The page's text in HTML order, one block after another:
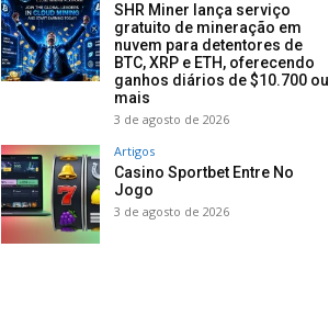
SHR Miner lança serviço
gratuito de mineração em
nuvem para detentores de
BTC, XRP e ETH, oferecendo
ganhos diários de $10.700 ou
mais
3 de agosto de 2026
Artigos
Casino Sportbet Entre No
Jogo
3 de agosto de 2026